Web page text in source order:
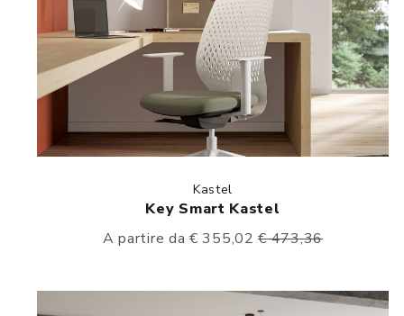
Kastel
Key Smart Kastel
A partire da € 355,02€ 473,36